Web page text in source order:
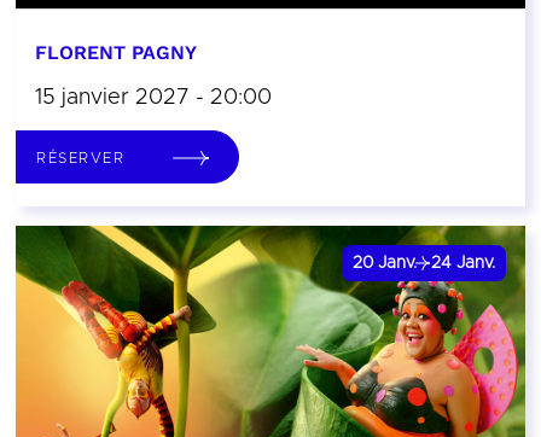
FLORENT PAGNY
15 janvier 2027 - 20:00
RÉSERVER
20 Janv. 24 Janv.